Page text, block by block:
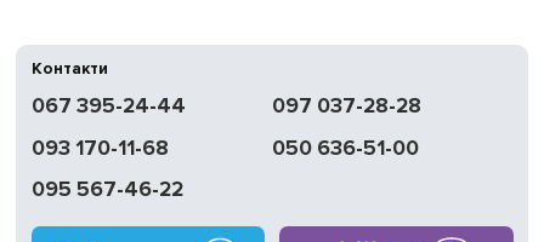
Контакти
067 395-24-44
097 037-28-28
093 170-11-68
050 636-51-00
095 567-46-22